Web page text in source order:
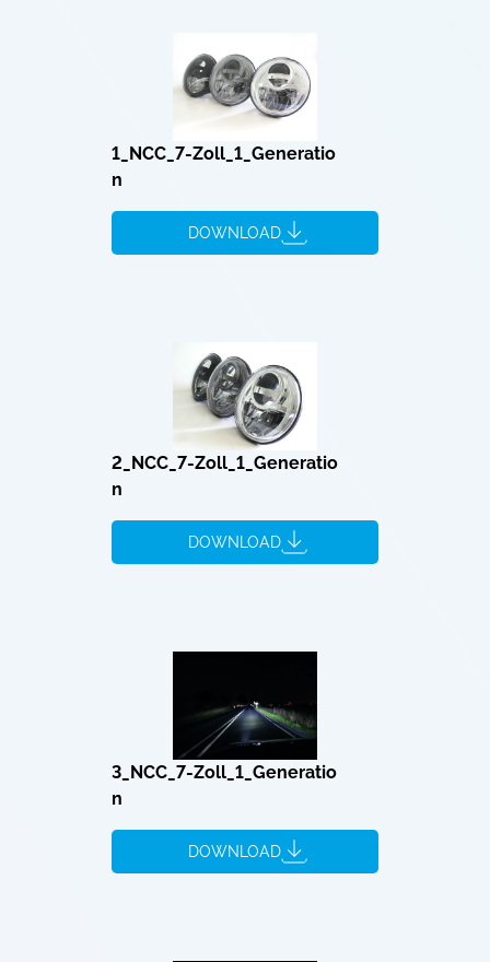
1_NCC_7-Zoll_1_Generatio
n
DOWNLOAD
2_NCC_7-Zoll_1_Generatio
n
DOWNLOAD
3_NCC_7-Zoll_1_Generatio
n
DOWNLOAD